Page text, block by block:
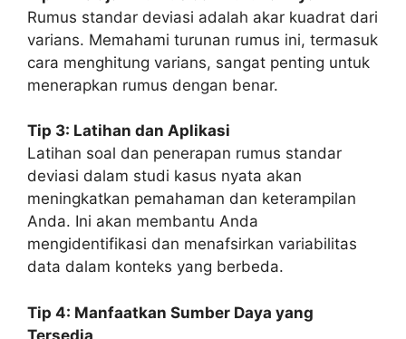
Rumus standar deviasi adalah akar kuadrat dari
varians. Memahami turunan rumus ini, termasuk
cara menghitung varians, sangat penting untuk
menerapkan rumus dengan benar.
Tip 3: Latihan dan Aplikasi
Latihan soal dan penerapan rumus standar
deviasi dalam studi kasus nyata akan
meningkatkan pemahaman dan keterampilan
Anda. Ini akan membantu Anda
mengidentifikasi dan menafsirkan variabilitas
data dalam konteks yang berbeda.
Tip 4: Manfaatkan Sumber Daya yang
Tersedia